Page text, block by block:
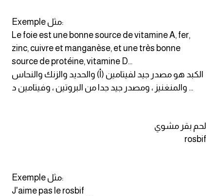
Exemple مثل:
Le foie est une bonne source de vitamine A, fer,
zinc, cuivre et manganèse, et une très bonne
source de protéine, vitamine D...
الكبد هو مصدر جيد لفيتامين (أ) والحديد والزنك والنحاس
والمنغنيز ، ومصدر جيد جدا من البروتين ، وفيتامين د ...
لحم بقر مشوي
rosbif
Exemple مثل:
J'aime pas le rosbif